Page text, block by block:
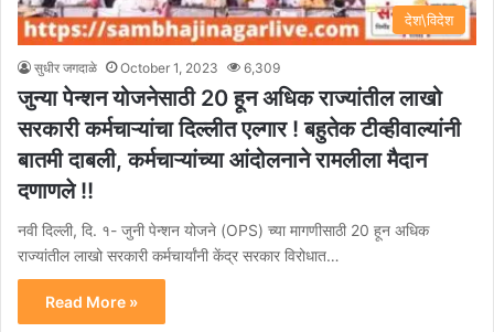
देश\विदेश
सुधीर जगदाळे October 1, 2023 6,309
जुन्या पेन्शन योजनेसाठी 20 हून अधिक राज्यांतील लाखो
सरकारी कर्मचाऱ्यांचा दिल्लीत एल्गार ! बहुतेक टीव्हीवाल्यांनी
बातमी दाबली, कर्मचाऱ्यांच्या आंदोलनाने रामलीला मैदान
दणाणले !!
नवी दिल्ली, दि. १- जुनी पेन्शन योजने (OPS) च्या मागणीसाठी 20 हून अधिक
राज्यांतील लाखो सरकारी कर्मचार्यांनी केंद्र सरकार विरोधात…
Read More »